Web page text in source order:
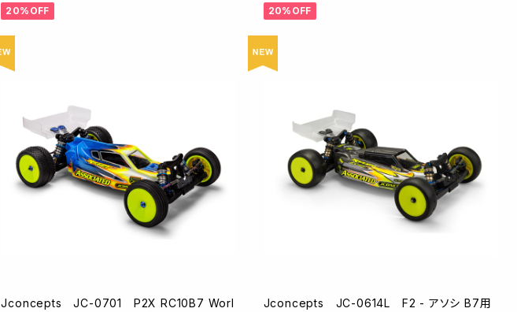
20%OFF 20%OFF
Jconcepts JC-0701 P2X RC10B7 Worl
Jconcepts JC-0614L F2 - アソシ B7用